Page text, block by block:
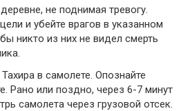
не поднимая тревогу.
и убейте врагов в указанном
никто из них не видел смерть
в самолете. Опознайте
Рано или поздно, через 6-7 минут
самолета через грузовой отсек.